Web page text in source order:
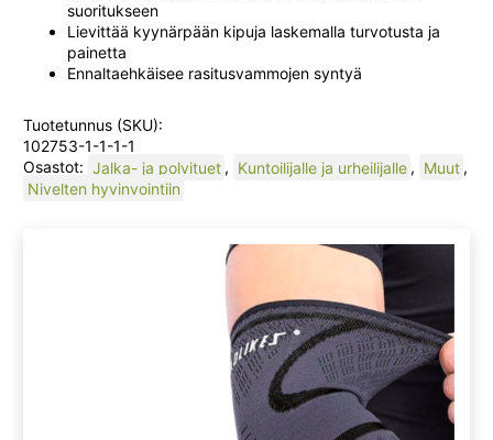
suoritukseen
Lievittää kyynärpään kipuja laskemalla turvotusta ja
painetta
Ennaltaehkäisee rasitusvammojen syntyä
Tuotetunnus (SKU):
102753-1-1-1-1
Osastot: Jalka- ja polvituet , Kuntoilijalle ja urheilijalle , Muut ,
Nivelten hyvinvointiin